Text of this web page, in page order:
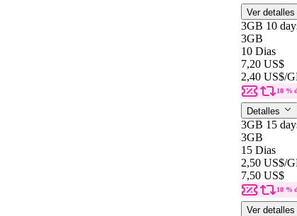
Ver detalles
3GB 10
3GB
10 Dias
7,20 US$
2,40 US$/
10 %
Detalles
3GB 15
3GB
15 Dias
2,50 US$/
7,50 US$
10 %
Ver detalles